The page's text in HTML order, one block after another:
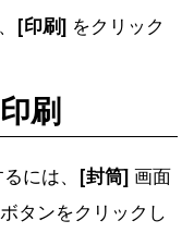
[印刷] をクリック
刷
には、 [封筒] 画面
ボタンをクリックし